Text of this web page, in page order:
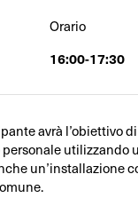
Orario
16:00-17:30
avrà l’obiettivo
utilizzando
un’installazione